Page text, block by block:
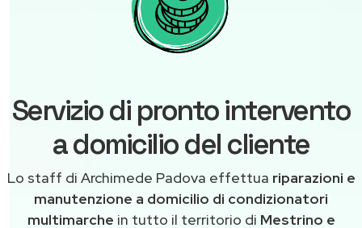
Servizio di pronto intervento
a domicilio del cliente
Lo staff di Archimede Padova effettua riparazioni e
manutenzione a domicilio di condizionatori
multimarche in tutto il territorio di Mestrino e